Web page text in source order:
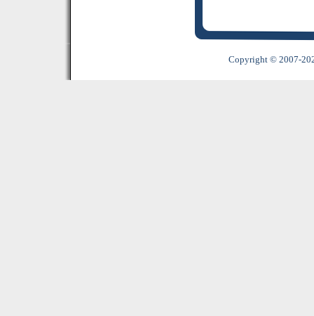
Copyright © 2007-